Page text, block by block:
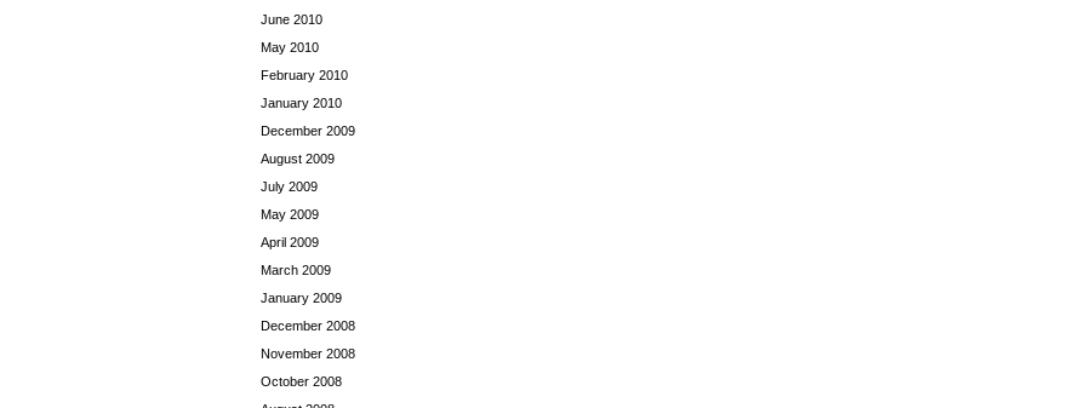
June 2010
May 2010
February 2010
January 2010
December 2009
August 2009
July 2009
May 2009
April 2009
March 2009
January 2009
December 2008
November 2008
October 2008